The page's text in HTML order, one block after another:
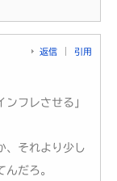
返信 引用
フレさせる」
、それより少し
だろ。